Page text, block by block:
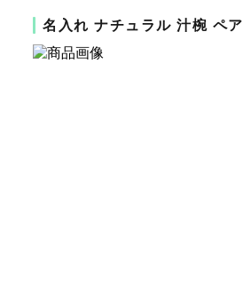
名入れ ナチュラル 汁椀 ペア